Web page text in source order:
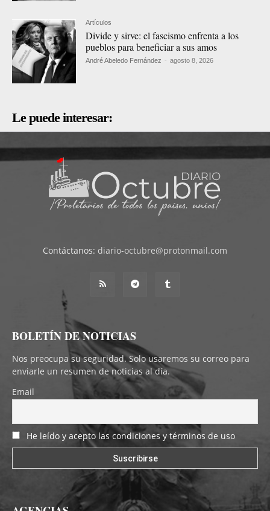
Artículos
Divide y sirve: el fascismo enfrenta a los
pueblos para beneficiar a sus amos
André Abeledo Fernández - agosto 8, 2026
Le puede interesar:
Contáctanos: diario-octubre@protonmail.com
BOLETÍN DE NOTICIAS
Nos preocupa su seguridad. Solo usaremos su correo para
enviarle un resumen de noticias al día.
Email
He leído y acepto las condiciones y términos de uso